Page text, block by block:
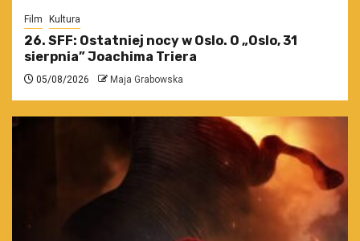
Film Kultura
26. SFF: Ostatniej nocy w Oslo. O „Oslo, 31
sierpnia” Joachima Triera
05/08/2026 Maja Grabowska